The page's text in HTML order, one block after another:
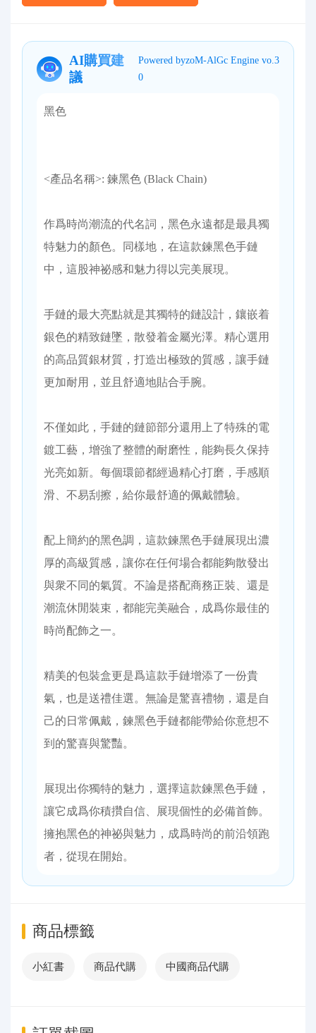
AI購買建
議
Powered byzoM-AlGc Engine vo.3
0
黑色
<產品名稱>: 鍊黑色 (Black Chain)
作爲時尚潮流的代名詞，黑色永遠都是最具獨
特魅力的顏色。同樣地，在這款鍊黑色手鏈
中，這股神祕感和魅力得以完美展現。
手鏈的最大亮點就是其獨特的鏈設計，鑲嵌着
銀色的精致鏈墜，散發着金屬光澤。精心選用
的高品質銀材質，打造出極致的質感，讓手鏈
更加耐用，並且舒適地貼合手腕。
不僅如此，手鏈的鏈節部分還用上了特殊的電
鍍工藝，增強了整體的耐磨性，能夠長久保持
光亮如新。每個環節都經過精心打磨，手感順
滑、不易刮擦，給你最舒適的佩戴體驗。
配上簡約的黑色調，這款鍊黑色手鏈展現出濃
厚的高級質感，讓你在任何場合都能夠散發出
與衆不同的氣質。不論是搭配商務正裝、還是
潮流休閒裝束，都能完美融合，成爲你最佳的
時尚配飾之一。
精美的包裝盒更是爲這款手鏈增添了一份貴
氣，也是送禮佳選。無論是驚喜禮物，還是自
己的日常佩戴，鍊黑色手鏈都能帶給你意想不
到的驚喜與驚豔。
展現出你獨特的魅力，選擇這款鍊黑色手鏈，
讓它成爲你積攢自信、展現個性的必備首飾。
擁抱黑色的神祕與魅力，成爲時尚的前沿領跑
者，從現在開始。
商品標籤
小紅書 商品代購 中國商品代購